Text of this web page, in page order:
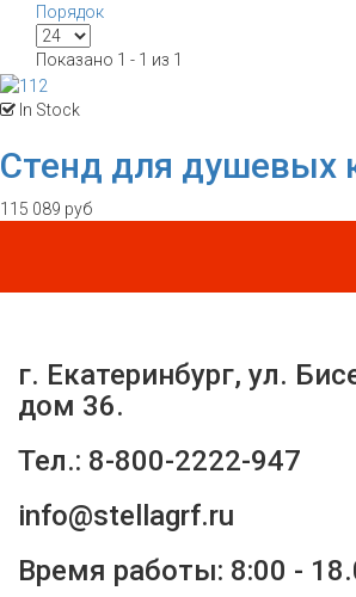
Порядок
Показано 1 - 1 из 1
In Stock
Стенд для душевых
115 089 руб
г. Екатеринбург, ул.
дом 36.
Тел.: 8-800-2222-947
info@stellagrf.ru
Время работы: 8:00 -